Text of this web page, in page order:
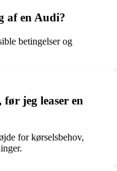
af en Audi?
betingelser og
jeg leaser en
for kørselsbehov,